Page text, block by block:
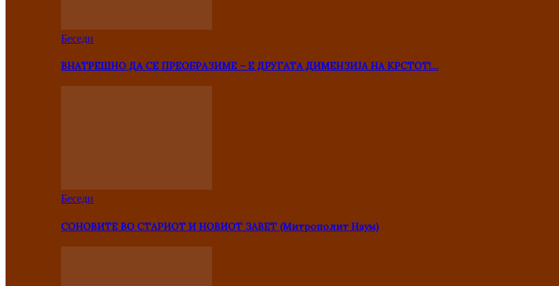
Беседи
ВНАТРЕШНО ДА СЕ ПРЕОБРАЗИМЕ – Е ДРУГАТА ДИМЕНЗИЈА НА КРСТОТ!…
Беседи
СОНОВИТЕ ВО СТАРИОТ И НОВИОТ ЗАВЕТ (Митрополит Наум)